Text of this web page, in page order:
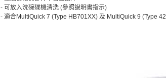
- 可放入洗碗碟機清洗 (參照說明書指示)
- 適合MultiQuick 7 (Type HB701XX) 及 MultiQuick 9 (Type